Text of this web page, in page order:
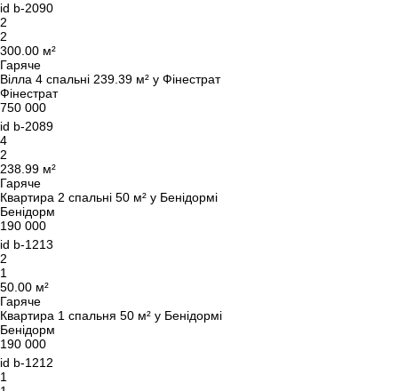
id b-2090
2
2
300.00 м²
Гаряче
Вілла 4 спальні 239.39 м² у Фінестрат
Фінестрат
750 000
id b-2089
4
2
238.99 м²
Гаряче
Квартира 2 спальні 50 м² у Бенідормі
Бенідорм
190 000
id b-1213
2
1
50.00 м²
Гаряче
Квартира 1 спальня 50 м² у Бенідормі
Бенідорм
190 000
id b-1212
1
Ми вам зателефонуємо